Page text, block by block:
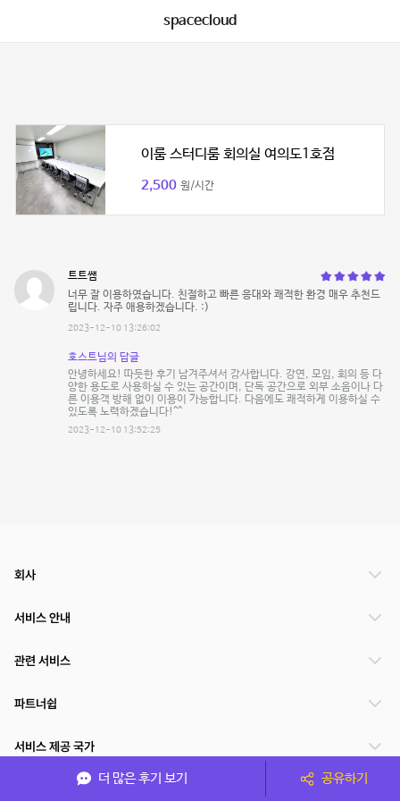
spacecloud
이룸 스터디룸 회의실 여의도1호점
2,500 원/시간
트트쌤
너무 잘 이용하였습니다. 친절하고 빠른 응대와 쾌적한 환경 매우 추천드
립니다. 자주 애용하겠습니다. :)
2023-12-10 13:26:02
호스트님의 답글
안녕하세요! 따듯한 후기 남겨주셔서 감사합니다. 강연, 모임, 회의 등 다
양한 용도로 사용하실 수 있는 공간이며, 단독 공간으로 외부 소음이나 다
른 이용객 방해 없이 이용이 가능합니다. 다음에도 쾌적하게 이용하실 수
있도록 노력하겠습니다!^^
2023-12-10 13:52:25
더 많은 후기 보기 공유하기
회사
서비스 안내
관련 서비스
파트너쉽
서비스 제공 국가